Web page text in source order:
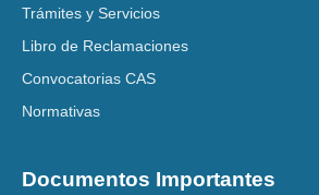
Trámites y Servicios
Libro de Reclamaciones
Convocatorias CAS
Normativas
Documentos Importantes